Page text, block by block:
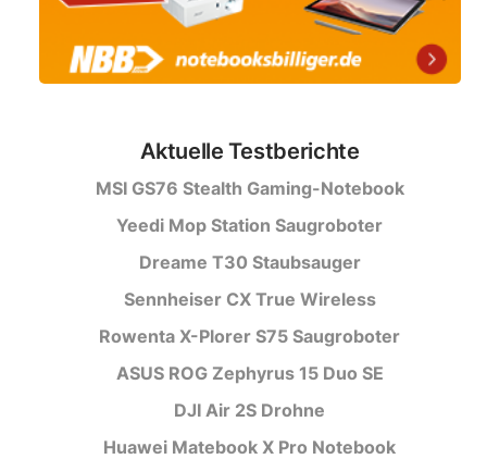
Aktuelle Testberichte
MSI GS76 Stealth Gaming-Notebook
Yeedi Mop Station Saugroboter
Dreame T30 Staubsauger
Sennheiser CX True Wireless
Rowenta X-Plorer S75 Saugroboter
ASUS ROG Zephyrus 15 Duo SE
DJI Air 2S Drohne
Huawei Matebook X Pro Notebook